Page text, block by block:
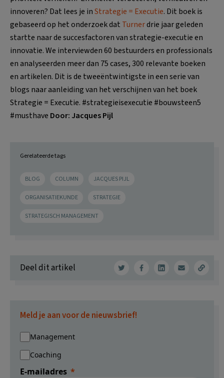
innoveren? Dat lees je inStrategie = Executie. Dit boek is
gebaseerd op het onderzoek dat Turnerdrie jaar geleden
startte naar de succesfactoren van strategie-executie en
innovatie. We interviewden 60 bestuurders en professionals
en analyseerden meer dan 75 cases, 300 relevante boeken
en artikelen. Dit is de tweeëntwintigste in een serie van
blogs naar aanleiding van het verschijnen van het boek
Strategie = Executie. #strategieisexecutie #bouwsteen5
#musthave Door: Jacques Pijl
Gerelateerde tags
BLOG COLUMN JACQUES PIJL
ORGANISATIEKUNDE STRATEGIE
STRATEGISCH MANAGEMENT
Deel dit artikel
Meld je aan voor de nieuwsbrief!
Management
Coaching
E-mailadres